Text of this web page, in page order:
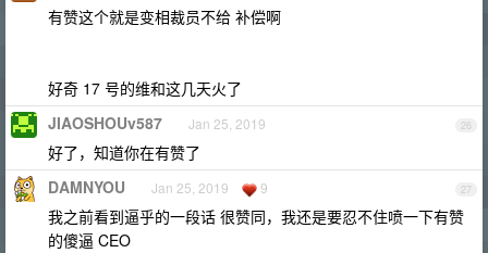
有赞这个就是变相裁员不给 补偿啊
好奇 17 号的维和这几天火了
26
JIAOSHOUv587 Jan 25, 2019
好了，知道你在有赞了
27
DAMNYOU Jan 25, 2019 9
我之前看到逼乎的一段话 很赞同，我还是要忍不住喷一下有赞
的傻逼 CEO